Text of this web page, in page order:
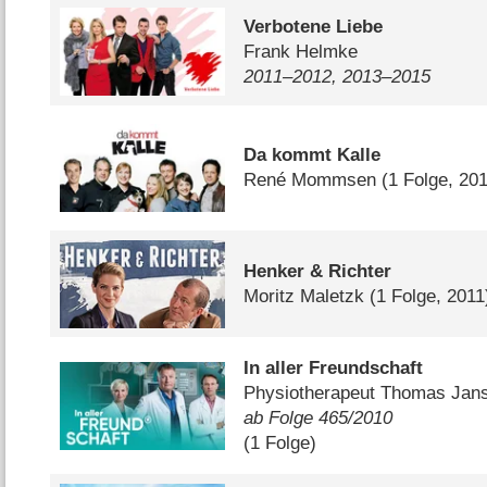
Verbotene Liebe
Frank Helmke
2011⁠–⁠2012, 2013⁠–⁠2015
Da kommt Kalle
René Mommsen (1 Folge,
Henker & Richter
Moritz Maletzk (1 Folge,
In aller Freundschaft
Physiotherapeut Thomas
ab Folge 465/​2010
(1 Folge)